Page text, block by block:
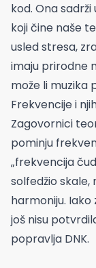
kod. Ona
koji čine naše
usled stresa,
imaju prirodne
može li muzika
Frekvencije i
Zagovornici
pominju
„frekvencija
solfedžio
harmoniju.
još nisu
popravlja DNK.